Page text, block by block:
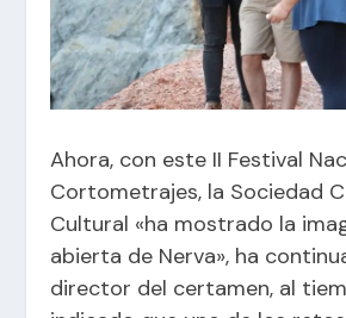
Ahora, con este II Festival
Cortometrajes, la Sociedad
Cultural «ha mostrado la
abierta de Nerva», ha
director del certamen, al